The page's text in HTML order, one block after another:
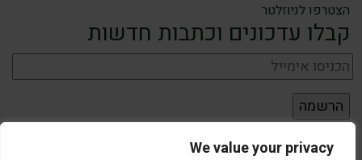
We value your privacy
הצטרפו לניוזלטר
קבלו עדכונים וכתבות חדשות